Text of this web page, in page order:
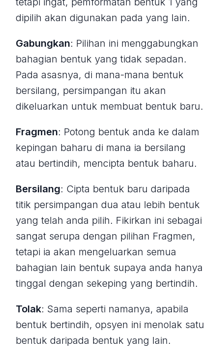
dipilih akan digunakan pada yang lain.
Gabungkan: Pilihan ini menggabungkan
bahagian bentuk yang tidak sepadan.
Pada asasnya, di mana-mana bentuk
bersilang, persimpangan itu akan
dikeluarkan untuk membuat bentuk baru.
Fragmen: Potong bentuk anda ke dalam
kepingan baharu di mana ia bersilang
atau bertindih, mencipta bentuk baharu.
Bersilang: Cipta bentuk baru daripada
titik persimpangan dua atau lebih bentuk
yang telah anda pilih. Fikirkan ini sebagai
sangat serupa dengan pilihan Fragmen,
tetapi ia akan mengeluarkan semua
bahagian lain bentuk supaya anda hanya
tinggal dengan sekeping yang bertindih.
Tolak: Sama seperti namanya, apabila
bentuk bertindih, opsyen ini menolak satu
bentuk daripada bentuk yang lain.